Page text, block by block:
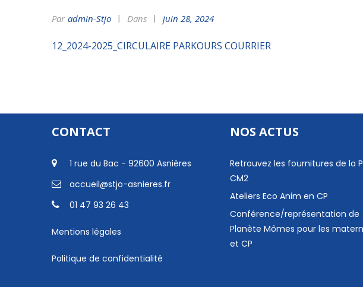
Par Admin-Stjo Dans juin 28, 2024
12_2024-2025_CIRCULAIRE PARKOURS COURRIER
CONTACT
1 rue du Bac - 92600 Asnières
accueil@stjo-asnieres.fr
01 47 93 26 43
Mentions légales
Politique de confidentialité
NOS ACTUS
Retrouvez les fournitures de la
CM2
Ateliers Eco Anim en CP
Conférence/représentation de
Planète Mômes pour les
et CP